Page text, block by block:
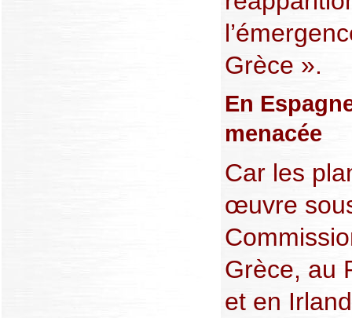
Grèce ».
En
menacée
Car les
œuvre
Grèce, au
et en